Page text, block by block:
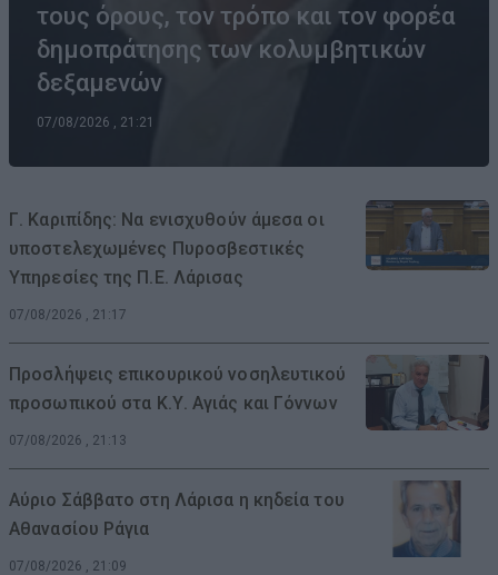
τους όρους, τον τρόπο και τον φορέα
δημοπράτησης των κολυμβητικών
δεξαμενών
07/08/2026 , 21:21
Γ. Καριπίδης: Να ενισχυθούν άμεσα οι
υποστελεχωμένες Πυροσβεστικές
Υπηρεσίες της Π.Ε. Λάρισας
07/08/2026 , 21:17
Προσλήψεις επικουρικού νοσηλευτικού
προσωπικού στα Κ.Υ. Αγιάς και Γόννων
07/08/2026 , 21:13
Αύριο Σάββατο στη Λάρισα η κηδεία του
Αθανασίου Ράγια
07/08/2026 , 21:09